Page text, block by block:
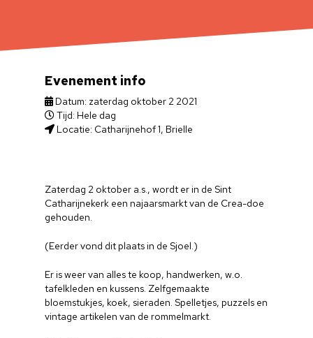
Zaterdag 2 oktober a.s., wordt er in de Sint
Catharijnekerk een najaarsmarkt van de Crea-doe
gehouden.
(Eerder vond dit plaats in de Sjoel.)
Er is weer van alles te koop, handwerken, w.o.
tafelkleden en kussens. Zelfgemaakte
bloemstukjes, koek, sieraden. Spelletjes, puzzels en
vintage artikelen van de rommelmarkt.
Evenement info
Datum: zaterdag oktober 2 2021
Tijd: Hele dag
Locatie: Catharijnehof 1, Brielle